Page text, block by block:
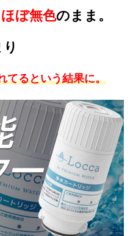
ほぼ無色のまま。
てるという結果に。